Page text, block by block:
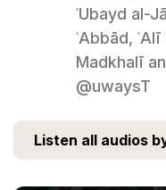
ʿUbayd al-
ʿAbbād,
Madkhalī
@uwaysT
Listen all audios